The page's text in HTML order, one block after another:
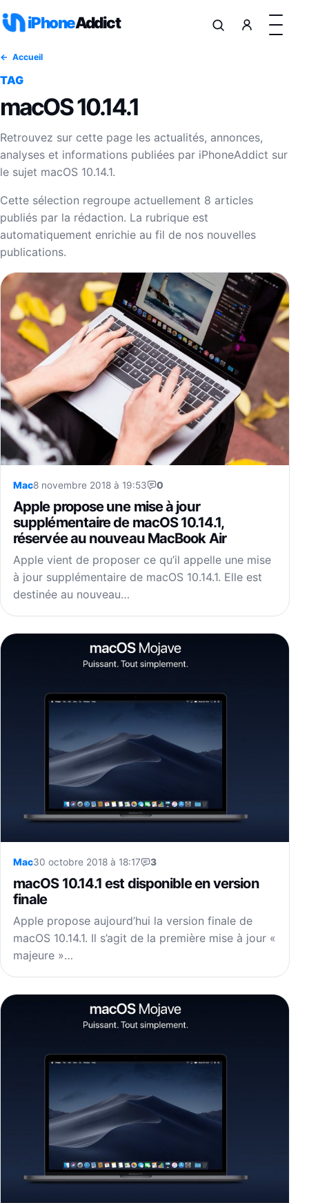
iPhoneAddict
Accueil
TAG
macOS 10.14.1
Retrouvez sur cette page les actualités, annonces,
analyses et informations publiées par iPhoneAddict sur
le sujet macOS 10.14.1.
Cette sélection regroupe actuellement 8 articles
publiés par la rédaction. La rubrique est
automatiquement enrichie au fil de nos nouvelles
publications.
Mac8 novembre 2018 à 19:53 0
Apple propose une mise à jour
supplémentaire de macOS 10.14.1,
réservée au nouveau MacBook Air
Apple vient de proposer ce qu’il appelle une mise
à jour supplémentaire de macOS 10.14.1. Elle est
destinée au nouveau…
Mac30 octobre 2018 à 18:17 3
macOS 10.14.1 est disponible en version
finale
Apple propose aujourd’hui la version finale de
macOS 10.14.1. Il s’agit de la première mise à jour «
majeure »…